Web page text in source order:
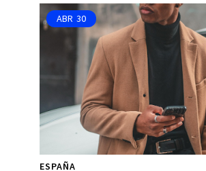
ABR 30
ESPAÑA